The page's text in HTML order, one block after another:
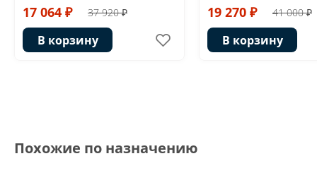
17 064 ₽ 37 920 ₽
В корзину
19 270 ₽ 41 000 ₽
В корзину
Похожие по назначению